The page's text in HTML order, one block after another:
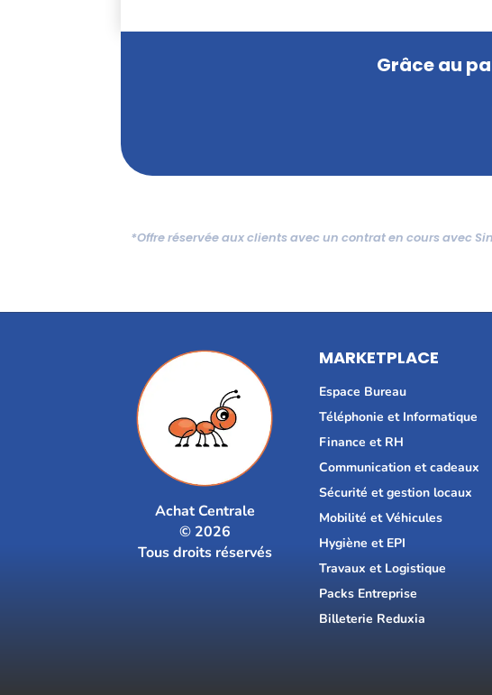
Grâce au
*Offre réservée aux clients avec un contrat en cours avec
Achat Centrale
© 2026
Tous droits réservés
MARKETPLACE
Espace Bureau
Téléphonie et Informatique
Finance et RH
Communication et cadeaux
Sécurité et gestion locaux
Mobilité et Véhicules
Hygiène et EPI
Travaux et Logistique
Packs Entreprise
Billeterie Reduxia